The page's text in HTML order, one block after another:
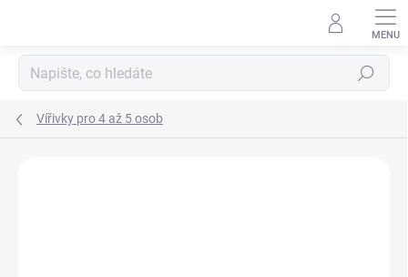
Hledat
Vířivky pro 4 až 5 osob